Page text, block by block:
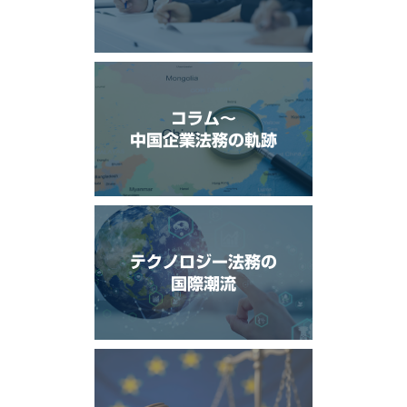
コラム〜
中国企業法務の軌跡
テクノロジー法務の
国際潮流